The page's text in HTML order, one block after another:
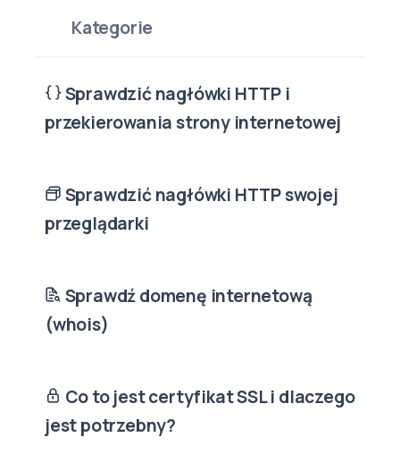
Kategorie
Sprawdzić nagłówki HTTP i
przekierowania strony internetowej
Sprawdzić nagłówki HTTP swojej
przeglądarki
Sprawdź domenę internetową
(whois)
Co to jest certyfikat SSL i dlaczego
jest potrzebny?